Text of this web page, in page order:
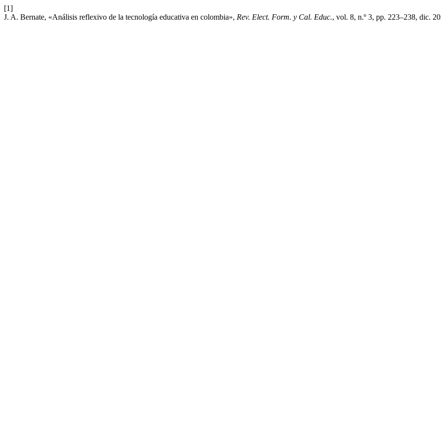
[1]
J. A. Bernate, «Análisis reflexivo de la tecnología educativa en colombia», Rev. Elect. Form. y Cal. Educ., vol. 8, n.º 3, pp. 223–238, dic.